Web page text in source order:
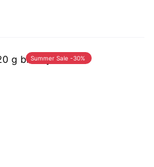
Summer Sale -30%